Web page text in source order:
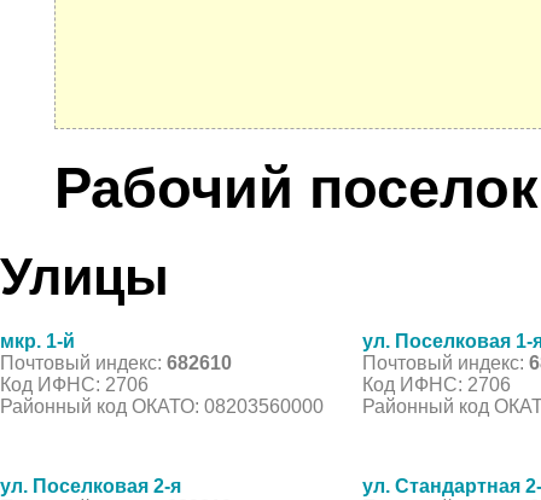
Рабочий
Улицы
мкр. 1-й
Почтовый индекс: 682610
Код ИФНС: 2706
Районный код ОКАТО: 08203560000
ул. Поселковая 1-
Почтовый индекс:
Код ИФНС: 2706
Районный код
ул. Поселковая 2-я
ул. Стандартная